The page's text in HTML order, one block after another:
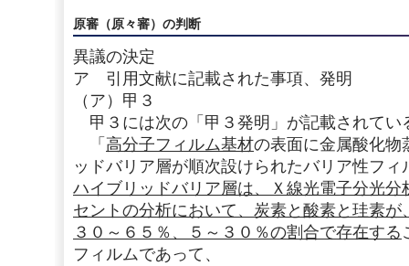
原審（原々審）の判断
異議の決定
ア 引用文献に記載された事項、発明
（ア）甲３
甲３には次の「甲３発明」が記載されてい
「 高分子フィルム基材の表面に金属酸化物
ッドバリア層が順次設けられたバリア性フィ
ハイブリッドバリア層は、Ｘ線光電子分光
セントの分析において、炭素と酸素と珪素
３０～６５％、５～３０％の割合で存在する
フィルムであって、